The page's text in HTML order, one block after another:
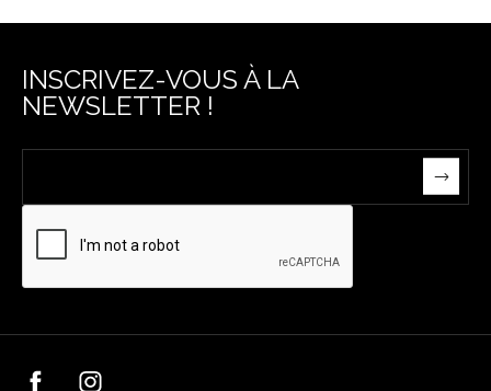
INSCRIVEZ-VOUS À LA
NEWSLETTER !